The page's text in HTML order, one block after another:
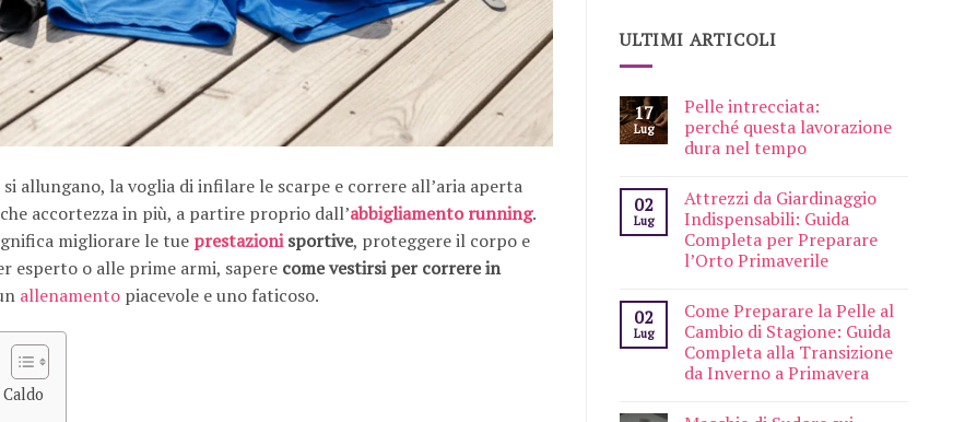
allungano, la voglia di infilare le scarpe e correre all’aria aperta
accortezza in più, a partire proprio dall’abbigliamento running.
migliorare le tue prestazionisportive, proteggere il corpo e
esperto o alle prime armi, sapere come vestirsi per correre in
allenamento piacevole e uno faticoso.
ULTIMI ARTICOLI
17
Lug
Pelle intrecciata:
perché questa lavorazione
dura nel tempo
02
Lug
Attrezzi da Giardinaggio
Indispensabili: Guida
Completa per Preparare
l’Orto Primaverile
02
Lug
Come Preparare la Pelle al
Cambio di Stagione: Guida
Completa alla Transizione
da Inverno a Primavera